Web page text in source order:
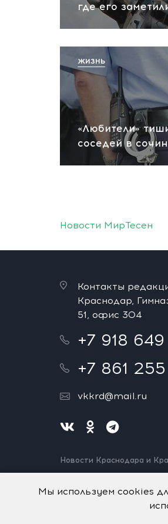
где его
«Любители»
соседей в
ЖИЗНЬ
Новости МирТесен
Контакты
Краснодар,
51, офис 304
+7 918
+7 861
vkkrd@mail.ru
Новости Краснодара и
Нашли ошибку? Выделите
Мы используем cookies